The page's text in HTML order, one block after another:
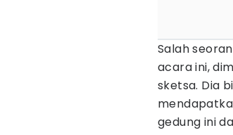
Salah
acara ini,
sketsa. Dia
gedung ini